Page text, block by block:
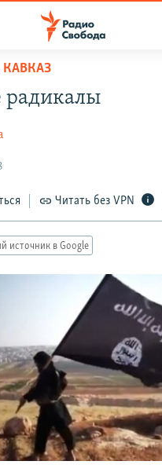
ПРОЕКТЫ
ВЕЩАНИЯ
НА РАССЫЛКУ
Читать без VPN
источник в Google